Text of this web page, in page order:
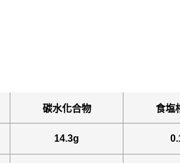
碳水化合物 食塩
14.3g